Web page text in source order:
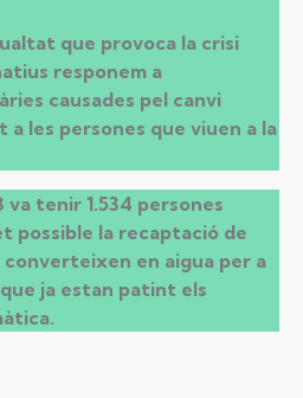
que provoca la crisi
responem a
causades pel canvi
les persones que viuen a la
va tenir 1.534 persones
possible la recaptació de
converteixen en aigua per a
ja estan patint els